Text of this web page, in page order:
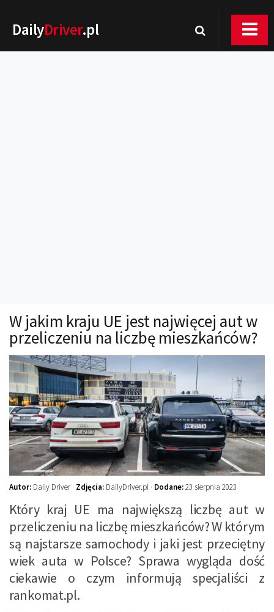
DailyDriver.pl
Technika jazdy
Oświetlenie
Kalkulatory
Przelicznik mocy
Auto z niemiec
Galerie
W jakim kraju UE jest najwięcej aut w
przeliczeniu na liczbę mieszkańców?
Autor: Daily Driver · Zdjęcia: DailyDriver.pl · Dodane:23 sierpnia 2023
Który kraj UE ma największą liczbę aut w
przeliczeniu na liczbę mieszkańców? W którym
są najstarsze samochody i jaki jest przeciętny
wiek auta w Polsce? Sprawa wygląda dość
ciekawie o czym informują specjaliści z
rankomat.pl.